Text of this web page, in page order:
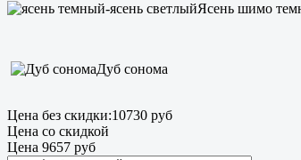
Ясень шимо
Дуб сонома
Цена без скидки:10730 руб
Цена со скидкой
Цена 9657 руб